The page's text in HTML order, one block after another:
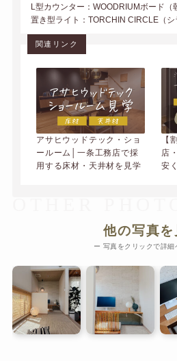
L型カウンター：WOODRIUMボード（
置き型ライト：TORCHIN CIRCLE（シ
関連リンク
アサヒウッドテック・ショ
ールーム│一条工務店で採
用する床材・天井材を見学
【
店
安
他の写真を
ー 写真をクリックで詳細